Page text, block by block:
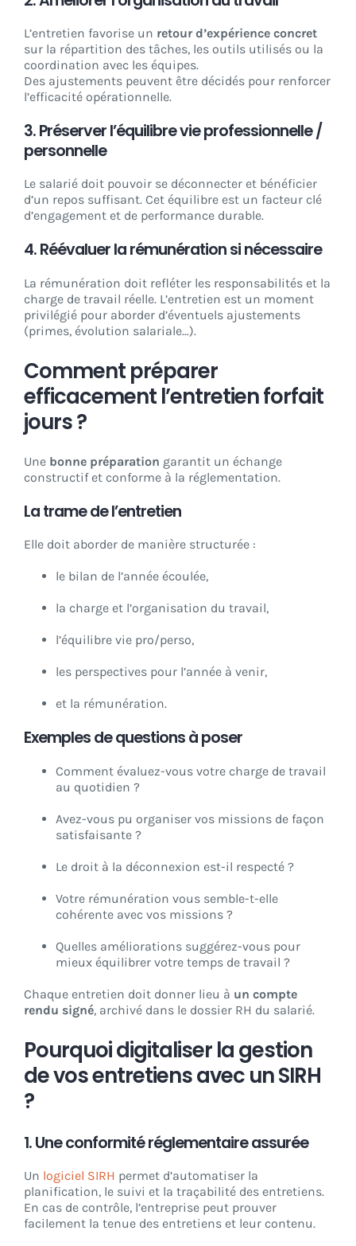
L’entretien favorise un retour d’expérience concret
sur la répartition des tâches, les outils utilisés ou la
coordination avec les équipes.
Des ajustements peuvent être décidés pour renforcer
l’efficacité opérationnelle.
3. Préserver l’équilibre vie professionnelle /
personnelle
Le salarié doit pouvoir se déconnecter et bénéficier
d’un repos suffisant. Cet équilibre est un facteur clé
d’engagement et de performance durable.
4. Réévaluer la rémunération si nécessaire
La rémunération doit refléter les responsabilités et la
charge de travail réelle. L’entretien est un moment
privilégié pour aborder d’éventuels ajustements
(primes, évolution salariale…).
Comment préparer
efficacement l’entretien forfait
jours ?
Une bonne préparation garantit un échange
constructif et conforme à la réglementation.
La trame de l’entretien
Elle doit aborder de manière structurée :
le bilan de l’année écoulée,
la charge et l’organisation du travail,
l’équilibre vie pro/perso,
les perspectives pour l’année à venir,
et la rémunération.
Exemples de questions à poser
Comment évaluez-vous votre charge de travail
au quotidien ?
Avez-vous pu organiser vos missions de façon
satisfaisante ?
Le droit à la déconnexion est-il respecté ?
Votre rémunération vous semble-t-elle
cohérente avec vos missions ?
Quelles améliorations suggérez-vous pour
mieux équilibrer votre temps de travail ?
Chaque entretien doit donner lieu à un compte
rendu signé, archivé dans le dossier RH du salarié.
Pourquoi digitaliser la gestion
de vos entretiens avec un SIRH
?
1. Une conformité réglementaire assurée
Un logiciel SIRH permet d’automatiser la
planification, le suivi et la traçabilité des entretiens.
En cas de contrôle, l’entreprise peut prouver
facilement la tenue des entretiens et leur contenu.